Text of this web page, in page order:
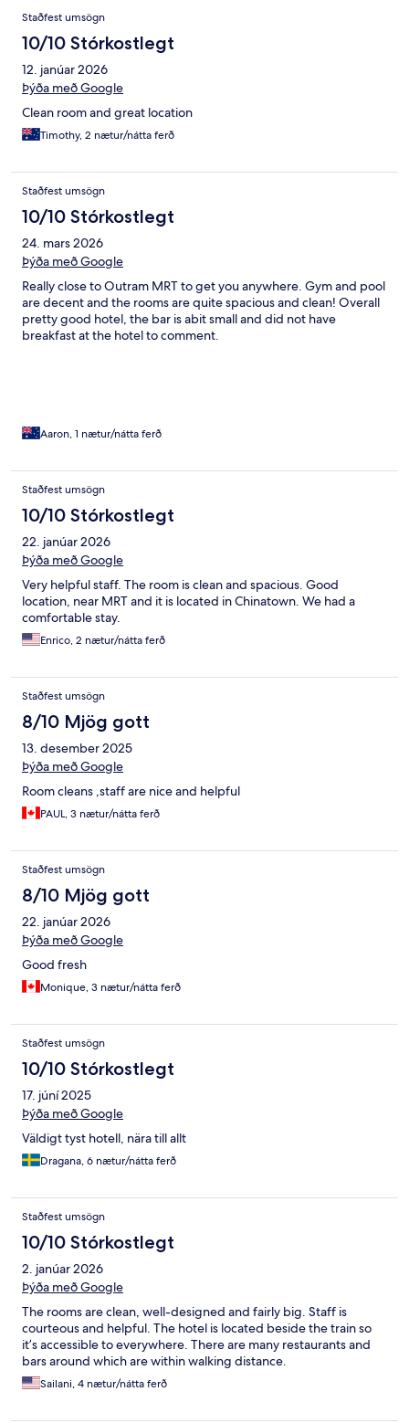
Staðfest umsögn
10/10 Stórkostlegt
12. janúar 2026
Þýða með Google
Clean room and great location
Timothy, 2 nætur/nátta ferð
Staðfest umsögn
10/10 Stórkostlegt
24. mars 2026
Þýða með Google
Really close to Outram MRT to get you anywhere. Gym and pool
are decent and the rooms are quite spacious and clean! Overall
pretty good hotel, the bar is abit small and did not have
breakfast at the hotel to comment.
Aaron, 1 nætur/nátta ferð
Staðfest umsögn
10/10 Stórkostlegt
22. janúar 2026
Þýða með Google
Very helpful staff. The room is clean and spacious. Good
location, near MRT and it is located in Chinatown. We had a
comfortable stay.
Enrico, 2 nætur/nátta ferð
Staðfest umsögn
8/10 Mjög gott
13. desember 2025
Þýða með Google
Room cleans ,staff are nice and helpful
PAUL, 3 nætur/nátta ferð
Staðfest umsögn
8/10 Mjög gott
22. janúar 2026
Þýða með Google
Good fresh
Monique, 3 nætur/nátta ferð
Staðfest umsögn
10/10 Stórkostlegt
17. júní 2025
Þýða með Google
Väldigt tyst hotell, nära till allt
Dragana, 6 nætur/nátta ferð
Staðfest umsögn
10/10 Stórkostlegt
2. janúar 2026
Þýða með Google
The rooms are clean, well-designed and fairly big. Staff is
courteous and helpful. The hotel is located beside the train so
it’s accessible to everywhere. There are many restaurants and
bars around which are within walking distance.
Sailani, 4 nætur/nátta ferð